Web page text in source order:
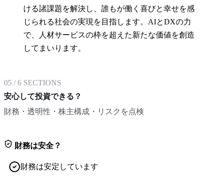
ける諸課題を解決し、誰もが働く喜びと幸せを感
じられる社会の実現を目指します。AIとDXの力
で、人材サービスの枠を超えた新たな価値を創造
してまいります。
05 /6 SECTIONS
安心して投資できる？
財務・透明性・株主構成・リスクを点検
財務は安全？
財務は安定しています